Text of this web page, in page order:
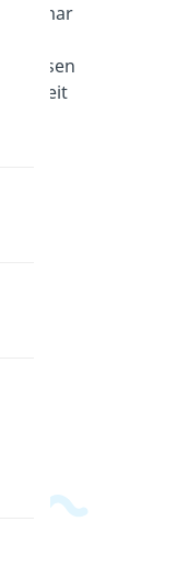
Atomar
Massen
einheit